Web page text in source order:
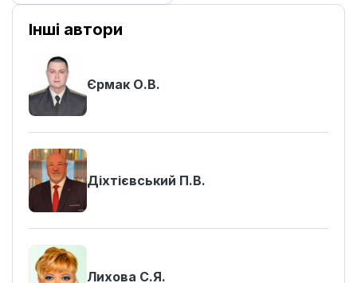
Інші автори
Єрмак О.В.
Діхтієвський П.В.
Лихова С.Я.